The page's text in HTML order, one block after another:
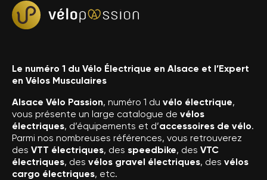
Le numéro 1 du Vélo Électrique en Alsace et l’Expert
en Vélos Musculaires
Alsace Vélo Passion, numéro 1 du vélo électrique,
vous présente un large catalogue de vélos
électriques, d’équipements et d’accessoires de vélo.
Parmi nos nombreuses références, vous retrouverez
des VTT électriques, des speedbike, des VTC
électriques, des vélos gravel électriques, des vélos
cargo électriques, etc.